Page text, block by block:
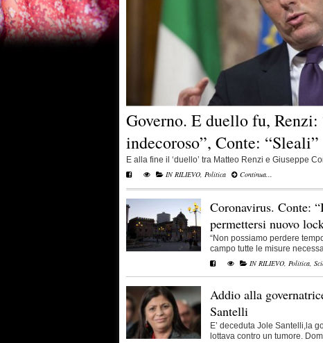
Governo. E duello fu,
indecoroso”, Conte: “Sleali”
E alla fine il ‘duello’ tra Matteo Renzi e Giuseppe
IN RILIEVO, Politica Continua...
Coronavirus. Conte:
permettersi nuovo
“Non possiamo perdere
campo tutte le misure
IN RILIEVO, Politica,
Addio alla
Santelli
E’ deceduta Jole Santelli,la
lottava contro un tumore.